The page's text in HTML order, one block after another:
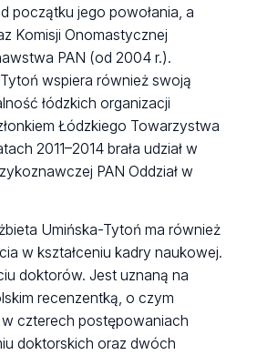
początku jego powołania, a
Komisji Onomastycznej
PAN (od 2004 r.).
wspiera również swoją
łódzkich organizacji
Łódzkiego Towarzystwa
2011–2014 brała udział w
PAN Oddział w
Umińska-Tytoń ma również
w kształceniu kadry naukowej.
doktorów. Jest uznaną na
recenzentką, o czym
w czterech postępowaniach
doktorskich oraz dwóch